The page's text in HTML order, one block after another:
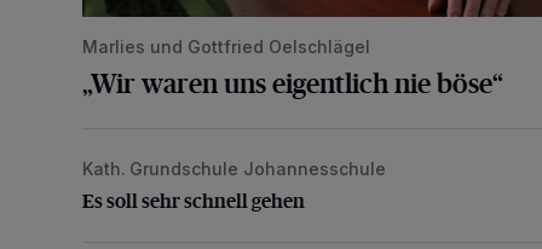
Marlies und Gottfried Oelschlägel
„Wir waren uns eigentlich nie böse“
Es soll sehr schnell gehen
Kath. Grundschule Johannesschule
Es soll sehr schnell gehen